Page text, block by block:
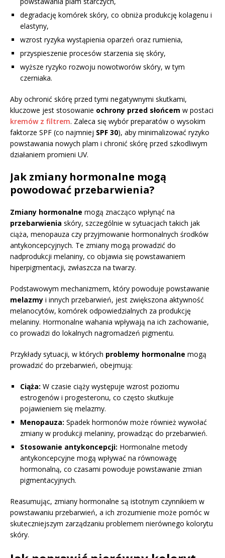
degradację komórek skóry, co obniża produkcję kolagenu i
elastyny,
wzrost ryzyka wystąpienia oparzeń oraz rumienia,
przyspieszenie procesów starzenia się skóry,
wyższe ryzyko rozwoju nowotworów skóry, w tym
czerniaka.
Aby ochronić skórę przed tymi negatywnymi skutkami,
kluczowe jest stosowanie ochrony przed słońcem w postaci
kremów z filtrem. Zaleca się wybór preparatów o wysokim
faktorze SPF (co najmniej SPF 30), aby minimalizować ryzyko
powstawania nowych plam i chronić skórę przed szkodliwym
działaniem promieni UV.
Jak zmiany hormonalne mogą
powodować przebarwienia?
Zmiany hormonalne mogą znacząco wpłynąć na
przebarwienia skóry, szczególnie w sytuacjach takich jak
ciąża, menopauza czy przyjmowanie hormonalnych środków
antykoncepcyjnych. Te zmiany mogą prowadzić do
nadprodukcji melaniny, co objawia się powstawaniem
hiperpigmentacji, zwłaszcza na twarzy.
Podstawowym mechanizmem, który powoduje powstawanie
melazmy i innych przebarwień, jest zwiększona aktywność
melanocytów, komórek odpowiedzialnych za produkcję
melaniny. Hormonalne wahania wpływają na ich zachowanie,
co prowadzi do lokalnych nagromadzeń pigmentu.
Przykłady sytuacji, w których problemy hormonalne mogą
prowadzić do przebarwień, obejmują:
Ciąża: W czasie ciąży występuje wzrost poziomu
estrogenów i progesteronu, co często skutkuje
pojawieniem się melazmy.
Menopauza: Spadek hormonów może również wywołać
zmiany w produkcji melaniny, prowadząc do przebarwień.
Stosowanie antykoncepcji: Hormonalne metody
antykoncepcyjne mogą wpływać na równowagę
hormonalną, co czasami powoduje powstawanie zmian
pigmentacyjnych.
Reasumując, zmiany hormonalne są istotnym czynnikiem w
powstawaniu przebarwień, a ich zrozumienie może pomóc w
skuteczniejszym zarządzaniu problemem nierównego kolorytu
skóry.